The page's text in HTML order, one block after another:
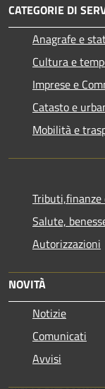
CATEGORIE DI
Anagrafe e
Cultura e
Imprese e
Catasto e
Mobilità e
Salute,
Autorizzazioni
NOVITÀ
Notizie
Comunicati
Avvisi